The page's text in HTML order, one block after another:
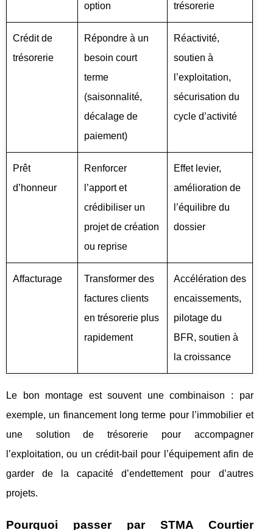
option
trésorerie
Crédit de
trésorerie
Répondre à un
besoin court
terme
(saisonnalité,
décalage de
paiement)
Réactivité,
soutien à
l’exploitation,
sécurisation du
cycle d’activité
Prêt
d’honneur
Renforcer
l’apport et
crédibiliser un
projet de création
ou reprise
Effet levier,
amélioration de
l’équilibre du
dossier
Affacturage
Transformer des
factures clients
en trésorerie plus
rapidement
Accélération des
encaissements,
pilotage du
BFR, soutien à
la croissance
Le bon montage est souvent une combinaison : par
exemple, un financement long terme pour l’immobilier et
une solution de trésorerie pour accompagner
l’exploitation, ou un crédit-bail pour l’équipement afin de
garder de la capacité d’endettement pour d’autres
projets.
Pourquoi passer par STMA Courtier